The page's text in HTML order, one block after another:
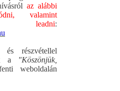
az alábbi
valamint
leadni:
részvétellel
a "Köszönjük,
weboldalán